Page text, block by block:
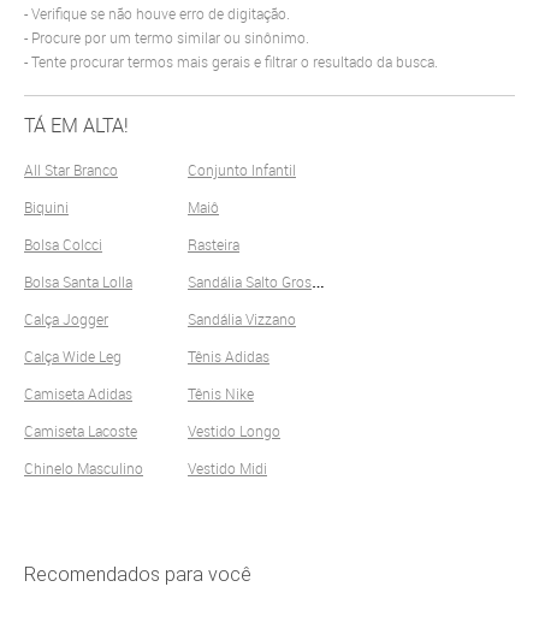
Verifique se não houve erro de digitação.
Procure por um termo similar ou sinônimo.
Tente procurar termos mais gerais e filtrar o resultado da busca.
TÁ EM ALTA!
All Star Branco
Biquini
Bolsa Colcci
Bolsa Santa Lolla
Calça Jogger
Calça Wide Leg
Camiseta Adidas
Camiseta Lacoste
Chinelo Masculino
Conjunto Infantil
Maiô
Rasteira
S
andália Salto Grosso
Sandália Vizzano
Tênis Adidas
Tênis Nike
Vestido Longo
Vestido Midi
Recomendados para você